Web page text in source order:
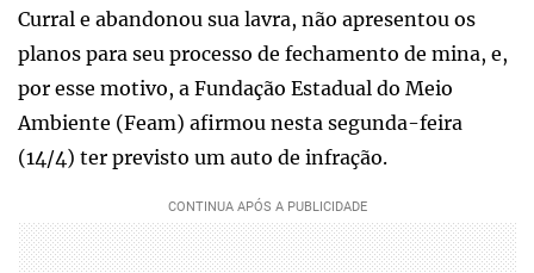
Curral e abandonou sua lavra, não apresentou os
planos para seu processo de fechamento de mina, e,
por esse motivo, a Fundação Estadual do Meio
Ambiente (Feam) afirmou nesta segunda-feira
(14/4) ter previsto um auto de infração.